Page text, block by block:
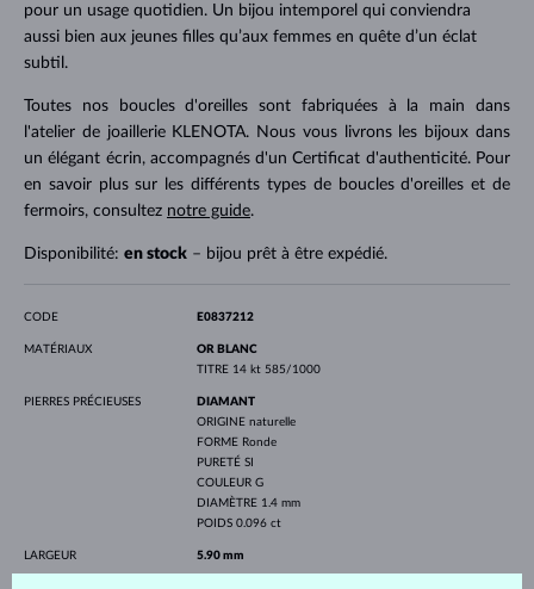
pour un usage quotidien. Un bijou intemporel qui conviendra
aussi bien aux jeunes filles qu’aux femmes en quête d’un éclat
subtil.
Toutes nos boucles d'oreilles sont fabriquées à la main dans
l'atelier de joaillerie KLENOTA. Nous vous livrons les bijoux dans
un élégant écrin, accompagnés d'un Certificat d'authenticité. Pour
en savoir plus sur les différents types de boucles d'oreilles et de
fermoirs, consultez notre guide.
Disponibilité: en stock– bijou prêt à être expédié.
CODE E0837212
MATÉRIAUX
OR BLANC
TITRE 14 kt 585/1000
PIERRES PRÉCIEUSES
DIAMANT
ORIGINE naturelle
FORME Ronde
PURETÉ SI
COULEUR G
DIAMÈTRE 1.4 mm
POIDS 0.096 ct
LARGEUR 5.90 mm